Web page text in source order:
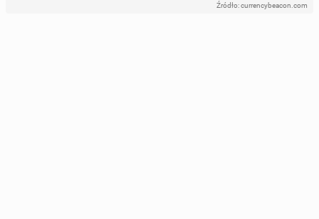
Źródło: currencybeacon.com